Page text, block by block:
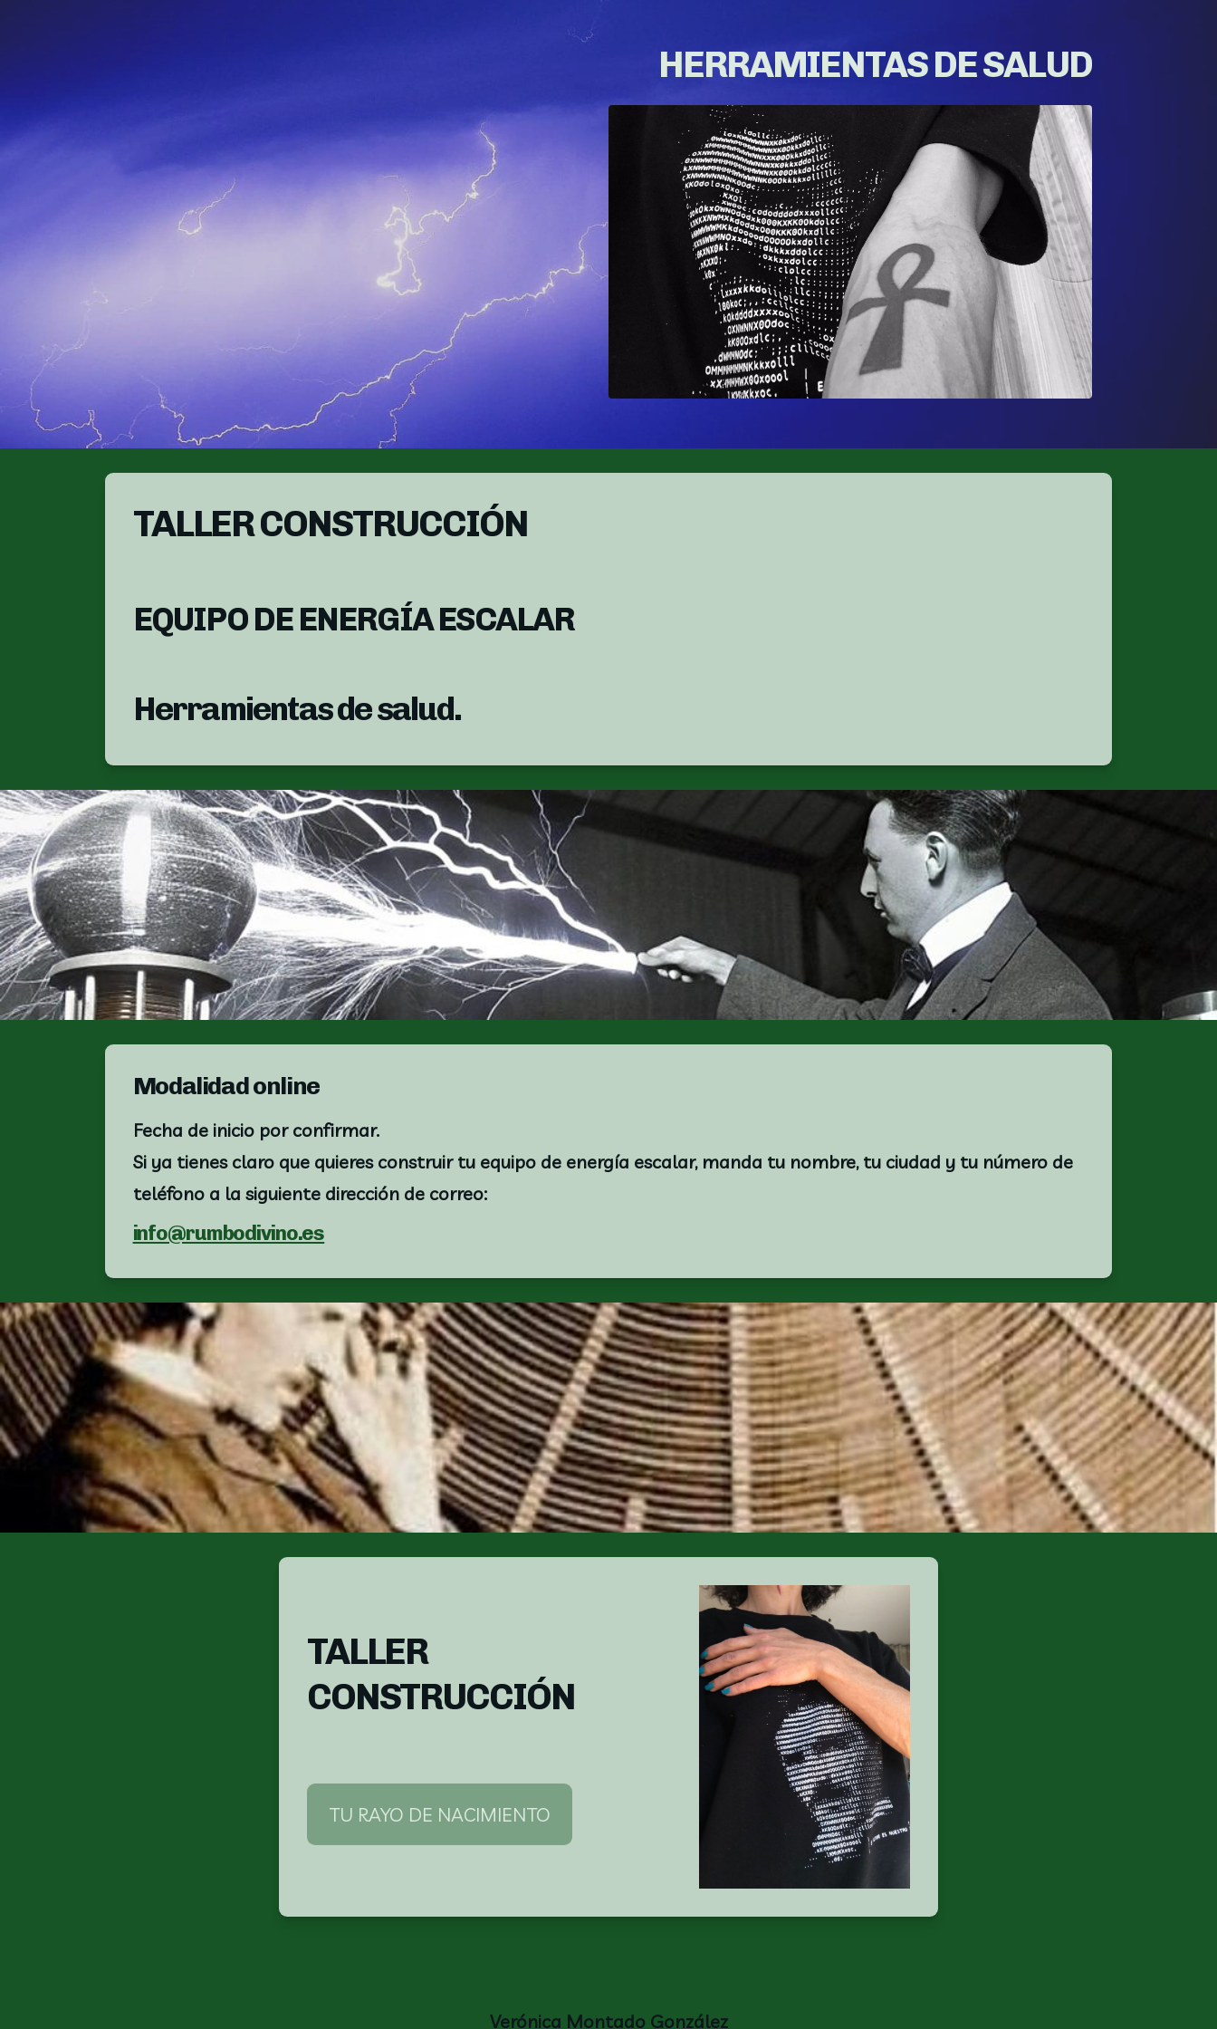
HERRAMIENTAS DE SALUD
TALLER CONSTRUCCIÓN
EQUIPO DE ENERGÍA ESCALAR
Herramientas de salud.
Modalidad online
Fecha de inicio por confirmar.
Si ya tienes claro que quieres construir tu equipo de energía escalar, manda tu nombre, tu ciudad y tu número de
teléfono a la siguiente dirección de correo:
info@rumbodivino.es
TALLER
CONSTRUCCIÓN
TU RAYO DE NACIMIENTO
Verónica Montado González